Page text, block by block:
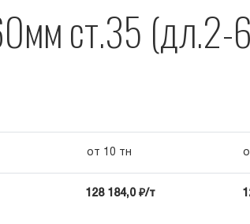
ст.35 (дл.2-
от 10 тн
128 184,0 ₽/т